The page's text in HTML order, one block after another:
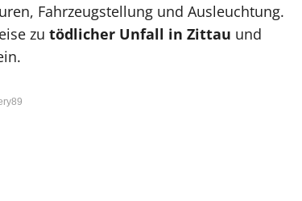
Fahrzeugstellung und Ausleuchtung.
zu tödlicher Unfall in Zittau und